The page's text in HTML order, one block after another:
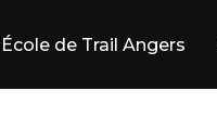
École de Trail Angers